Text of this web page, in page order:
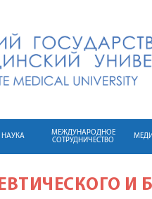
НАУКА
МЕЖДУНАРОДНОЕ
СОТРУДНИЧЕСТВО
И